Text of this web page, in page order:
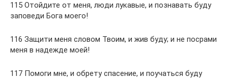
115 Отойдите от меня, люди лукавые, и познавать буду
заповеди Бога моего!
116 Защити меня словом Твоим, и жив буду; и не посрами
меня в надежде моей!
117 Помоги мне, и обрету спасение, и поучаться буду